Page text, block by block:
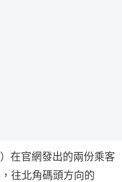
在官網發出的兩份乘客
往北角碼頭方向的